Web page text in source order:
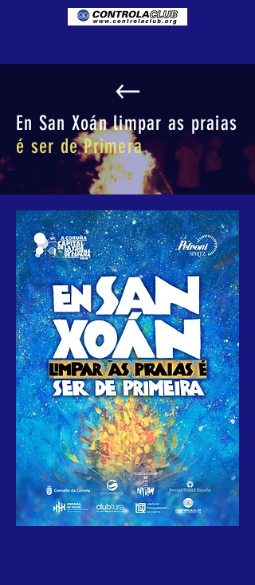
En San Xoán limpar as praias
é ser de Primera